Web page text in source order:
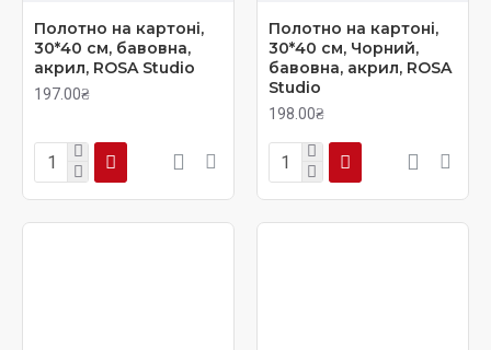
Полотно на картоні,
30*40 см, бавовна,
акрил, ROSA Studio
197.00₴
Полотно на картоні,
30*40 см, Чорний,
бавовна, акрил, ROSA
Studio
198.00₴